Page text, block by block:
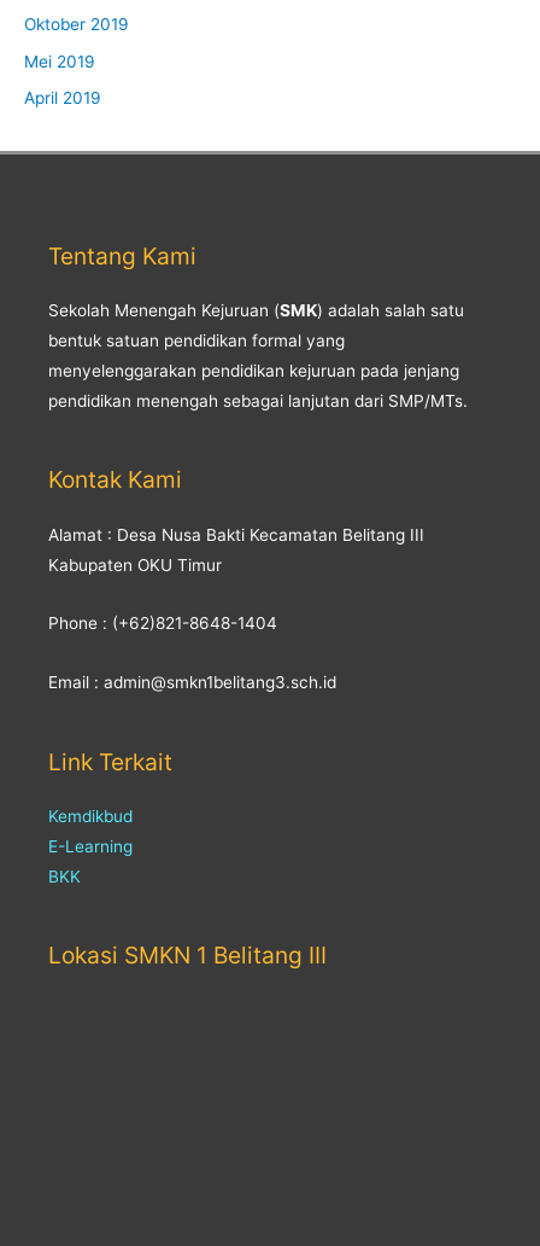
Oktober 2019
Mei 2019
April 2019
Tentang Kami
Sekolah Menengah Kejuruan (SMK) adalah salah satu
bentuk satuan pendidikan formal yang
menyelenggarakan pendidikan kejuruan pada jenjang
pendidikan menengah sebagai lanjutan dari SMP/MTs.
Kontak Kami
Alamat : Desa Nusa Bakti Kecamatan Belitang III
Kabupaten OKU Timur
Phone : (+62)821-8648-1404
Email : admin@smkn1belitang3.sch.id
Link Terkait
Kemdikbud
E-Learning
BKK
Lokasi SMKN 1 Belitang III